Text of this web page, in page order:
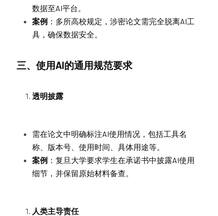
数据至AI平台。
案例 ：多所高校规定，涉密论文需完全脱离AI工
具，确保数据安全。
三、使用AI的通用规范要求
透明披露
需在论文中明确标注AI使用情况，包括工具名
称、版本号、使用时间、具体用途等。
案例 ：复旦大学要求学生在承诺书中披露AI使用
细节，并保留原始材料备查。
人类主导责任